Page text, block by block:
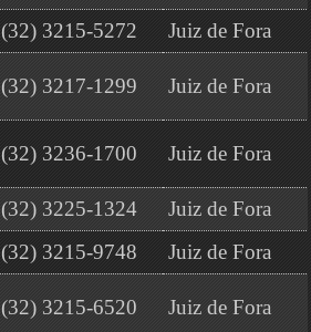
(32) 3215-5272
Juiz de Fora
(32) 3217-1299 Juiz de Fora
(32) 3236-1700 Juiz de Fora
(32) 3225-1324
Juiz de Fora
(32) 3215-9748
Juiz de Fora
(32) 3215-6520 Juiz de Fora